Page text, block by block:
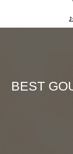
BEST